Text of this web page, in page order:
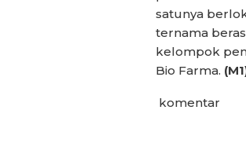
satunya
ternama
kelompok
Bio Farma.
komentar